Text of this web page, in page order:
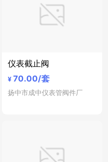
仪表截止阀
¥ 70.00/套
扬中市成中仪表管阀件厂